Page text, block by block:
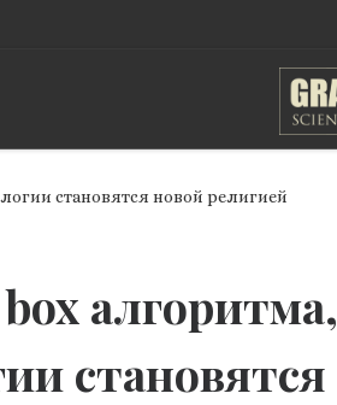
становятся новой религией
алгоритма,
становятся